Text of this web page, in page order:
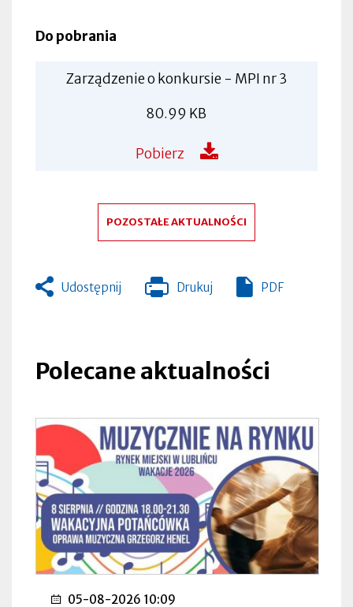
Do pobrania
Zarządzenie o konkursie - MPI nr 3
80.99 KB
Pobierz
POZOSTAŁE AKTUALNOŚCI
Udostępnij Drukuj
Otworzy
zakładce
PDF
Polecane aktualności
05-08-2026 10:09